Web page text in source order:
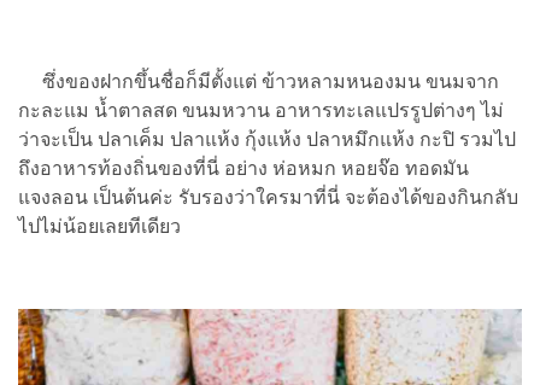
ซึ่งของฝากขึ้นชื่อก็มีตั้งแต่ ข้าวหลามหนองมน ขนมจาก
กะละแม น้ำตาลสด ขนมหวาน อาหารทะเลแปรรูปต่างๆ ไม่
ว่าจะเป็น ปลาเค็ม ปลาแห้ง กุ้งแห้ง ปลาหมึกแห้ง กะปิ รวมไป
ถึงอาหารท้องถิ่นของที่นี่ อย่าง ห่อหมก หอยจ๊อ ทอดมัน
แจงลอน เป็นต้นค่ะ รับรองว่าใครมาที่นี่ จะต้องได้ของกินกลับ
ไปไม่น้อยเลยทีเดียว